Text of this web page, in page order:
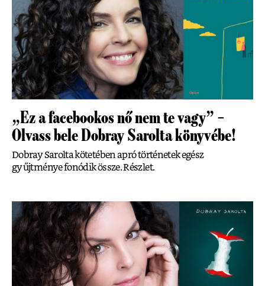
„Ez a facebookos nő nem te vagy” –
Olvass bele Dobray Sarolta könyvébe!
Dobray Sarolta kötetében apró történetek egész
gyűjtménye fonódik össze. Részlet.